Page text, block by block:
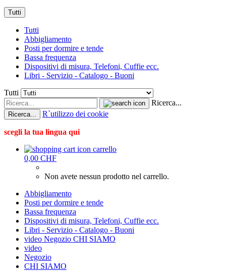
Tutti
Tutti
Abbigliamento
Posti per dormire e tende
Bassa frequenza
Dispositivi di misura, Telefoni, Cuffie ecc.
Libri - Servizio - Catalogo - Buoni
Tutti
Ricerca...
Ricerca... R`utilizzo dei cookie
scegli la tua lingua qui
carrello
0,00 CHF
Non avete nessun prodotto nel carrello.
Abbigliamento
Posti per dormire e tende
Bassa frequenza
Dispositivi di misura, Telefoni, Cuffie ecc.
Libri - Servizio - Catalogo - Buoni
video Negozio CHI SIAMO
video
Negozio
CHI SIAMO